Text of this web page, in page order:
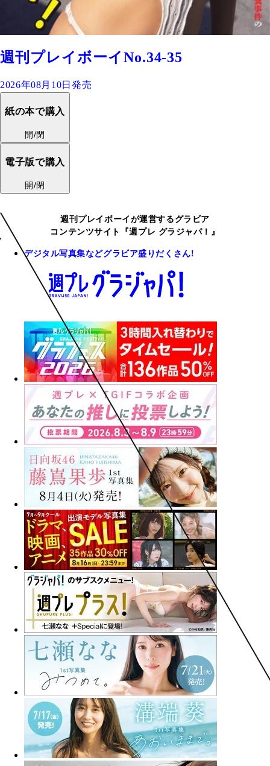
週刊プレイボーイNo.34-35
2026年08月10日発売
紙の本で購入
開/閉
電子版で購入
開/閉
週刊プレイボーイが運営するグラビア
コンテンツサイト『週プレ グラジャパ！』
デジタル写真集などグラビア盛りだくさん!